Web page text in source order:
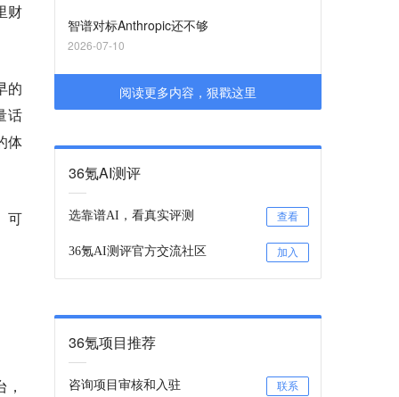
财
的
话
体
可
智谱对标Anthropic还不够
2026-07-10
阅读更多内容，狠戳这里
36氪AI测评
选靠谱AI，看真实评测 查看
36氪AI测评官方交流社区 加入
36氪项目推荐
咨询项目审核和入驻 联系